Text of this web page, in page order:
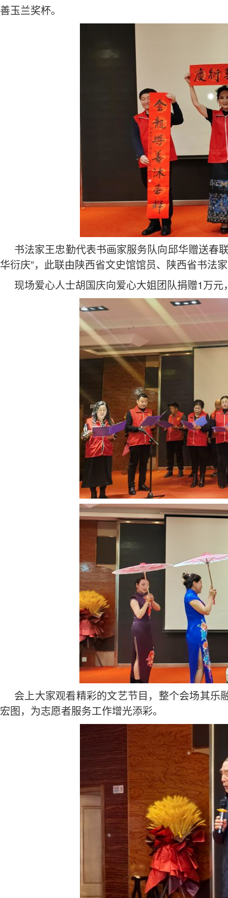
善玉兰奖杯。
书法家王忠勤代表书画家服务队向邱华赠送春
华衍庆”，此联由陕西省文史馆馆员、陕西省书法
现场爱心人士胡国庆向爱心大姐团队捐赠1万
会上大家观看精彩的文艺节目，整个会场其
宏图，为志愿者服务工作增光添彩。